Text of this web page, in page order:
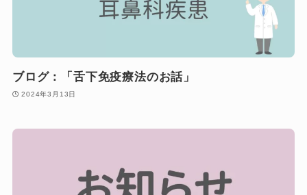
ブログ：「舌下免疫療法のお話」
2024年3月13日